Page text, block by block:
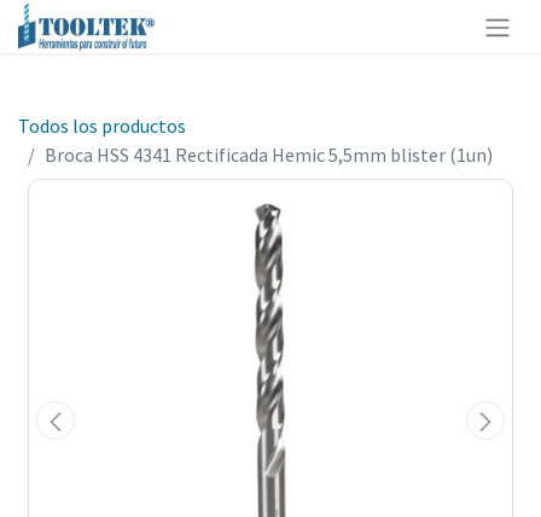
Todos los productos
Broca HSS 4341 Rectificada Hemic 5,5mm blister (1un)